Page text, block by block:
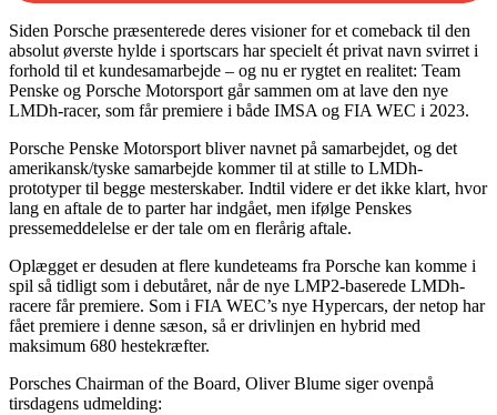
Siden Porsche præsenterede deres visioner for et comeback til den
absolut øverste hylde i sportscars har specielt ét privat navn svirret i
forhold til et kundesamarbejde – og nu er rygtet en realitet: Team
Penske og Porsche Motorsport går sammen om at lave den nye
LMDh-racer, som får premiere i både IMSA og FIA WEC i 2023.
Porsche Penske Motorsport bliver navnet på samarbejdet, og det
amerikansk/tyske samarbejde kommer til at stille to LMDh-
prototyper til begge mesterskaber. Indtil videre er det ikke klart, hvor
lang en aftale de to parter har indgået, men ifølge Penskes
pressemeddelelse er der tale om en flerårig aftale.
Oplægget er desuden at flere kundeteams fra Porsche kan komme i
spil så tidligt som i debutåret, når de nye LMP2-baserede LMDh-
racere får premiere. Som i FIA WEC’s nye Hypercars, der netop har
fået premiere i denne sæson, så er drivlinjen en hybrid med
maksimum 680 hestekræfter.
Porsches Chairman of the Board, Oliver Blume siger ovenpå
tirsdagens udmelding: